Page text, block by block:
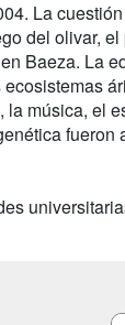
La
del olivar,
en Baeza. La
música, el
fueron